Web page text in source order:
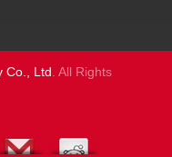
Co., Ltd. All Rights